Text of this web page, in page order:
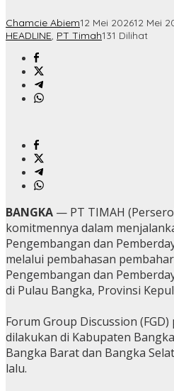
Chamcie Abiem12 Mei 202612 Mei
HEADLINE, PT Timah131 Dilihat
BANGKA — PT TIMAH
komitmennya dalam
Pengembangan dan
melalui pembahasan
Pengembangan dan
di Pulau Bangka, Provinsi
Forum Group Discussion
dilakukan di Kabupaten
Bangka Barat dan Bangka
lalu.